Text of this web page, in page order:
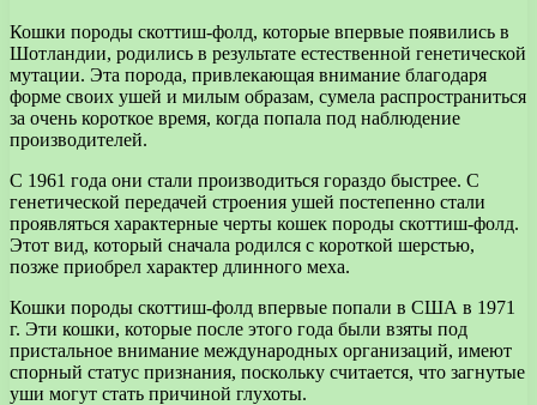
Кошки породы скоттиш-фолд, которые впервые появились в
Шотландии, родились в результате естественной генетической
мутации. Эта порода, привлекающая внимание благодаря
форме своих ушей и милым образам, сумела распространиться
за очень короткое время, когда попала под наблюдение
производителей.
С 1961 года они стали производиться гораздо быстрее. С
генетической передачей строения ушей постепенно стали
проявляться характерные черты кошек породы скоттиш-фолд.
Этот вид, который сначала родился с короткой шерстью,
позже приобрел характер длинного меха.
Кошки породы скоттиш-фолд впервые попали в США в 1971
г. Эти кошки, которые после этого года были взяты под
пристальное внимание международных организаций, имеют
спорный статус признания, поскольку считается, что загнутые
уши могут стать причиной глухоты.